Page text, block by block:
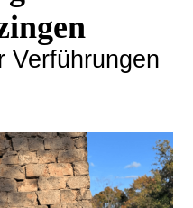
Verführungen